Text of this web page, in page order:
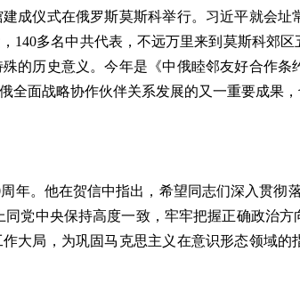
仪式在俄罗斯莫斯科举行。习近平就会址
140多名中共代表，不远万里来到莫斯科郊
的历史意义。今年是《中俄睦邻友好合作
全面战略协作伙伴关系发展的又一重要成果
。他在贺信中指出，希望同志们深入贯彻
党中央保持高度一致，牢牢把握正确政治
大局，为巩固马克思主义在意识形态领域